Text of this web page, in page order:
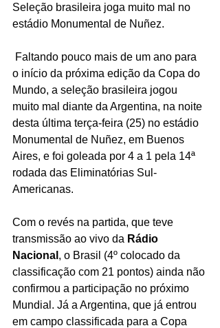
Seleção brasileira joga muito mal no
estádio Monumental de Nuñez.
Faltando pouco mais de um ano para
o início da próxima edição da Copa do
Mundo, a seleção brasileira jogou
muito mal diante da Argentina, na noite
desta última terça-feira (25) no estádio
Monumental de Nuñez, em Buenos
Aires, e foi goleada por 4 a 1 pela 14ª
rodada das Eliminatórias Sul-
Americanas.
Com o revés na partida, que teve
transmissão ao vivo da Rádio
Nacional , o Brasil (4º colocado da
classificação com 21 pontos) ainda não
confirmou a participação no próximo
Mundial. Já a Argentina, que já entrou
em campo classificada para a Copa